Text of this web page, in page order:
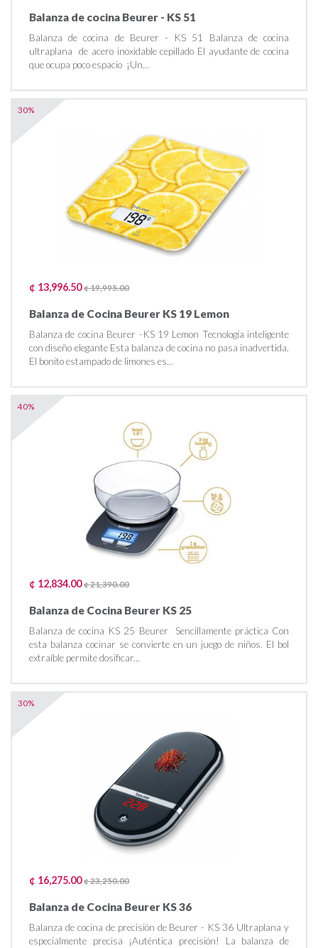
Balanza de cocina Beurer - KS 51
Balanza de cocina de Beurer - KS 51 Balanza de cocina
ultraplana de acero inoxidable cepillado El ayudante de cocina
que ocupa poco espacio ¡Un...
¢ 13,996.50¢ 19,995.00
Balanza de Cocina Beurer KS 19 Lemon
Balanza de cocina Beurer -KS 19 Lemon Tecnología inteligente
con diseño elegante Esta balanza de cocina no pasa inadvertida.
El bonito estampado de limones es...
30%
¢ 12,834.00¢ 21,390.00
Balanza de Cocina Beurer KS 25
Balanza de cocina KS 25 Beurer Sencillamente práctica Con
esta balanza cocinar se convierte en un juego de niños. El bol
extraíble permite dosificar...
40%
¢ 16,275.00¢ 23,250.00
Balanza de Cocina Beurer KS 36
Balanza de cocina de precisión de Beurer - KS 36 Ultraplana y
especialmente precisa ¡Auténtica precisión! La balanza de
30%